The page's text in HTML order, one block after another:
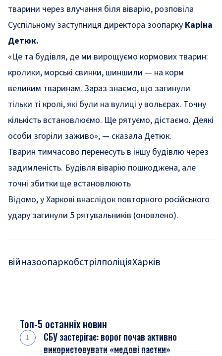
тварини через влучання біля віварію, розповіла
Суспільному заступниця директора зоопарку Каріна
Детюк.
«Це та будівля, де ми вирощуємо кормових тварин:
кролики, морські свинки, шиншили — на корм
великим тваринам. Зараз знаємо, що загинули
тільки ті кролі, які були на вулиці у вольєрах. Точну
кількість встановлюємо. Ще рятуємо, дістаємо. Деякі
особи згоріли заживо», — сказала Детюк.
Тварин тимчасово перенесуть в іншу будівлю через
задимленість. Будівля віварію пошкоджена, але
точні збитки ще встановлюють
Відомо,у Харкові внаслідок повторного російського
удару загинули 5 рятувальників (оновлено).
війназоопаркобстрілполіціяХарків
Топ-5 останніх новин
СБУ застерігає: ворог почав активно
використовувати «медові пастки»